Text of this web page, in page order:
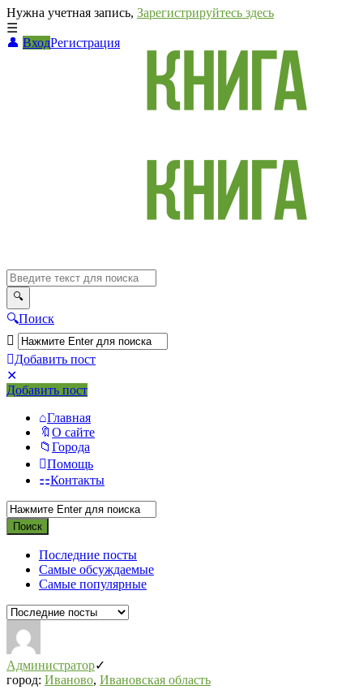
Нужна учетная запись, Зарегистрируйтесь здесь
ВходРегистрация
Поиск
Добавить пост
Мобильное
меню
Добавить пост
Главная
О сайте
Города
Помощь
Контакты
Последние посты
Самые обсуждаемые
Самые популярные
Администратор
город: Иваново, Ивановская область